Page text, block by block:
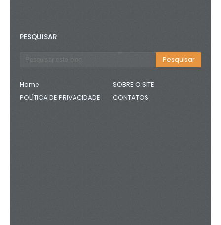
PESQUISAR
Home
SOBRE O SITE
POLÍTICA DE PRIVACIDADE
CONTATOS